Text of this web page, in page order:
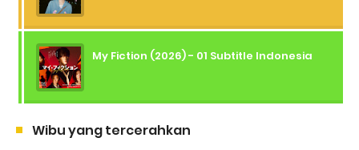
My Fiction (2026) - 01 Subtitle Indonesia
Wibu yang tercerahkan